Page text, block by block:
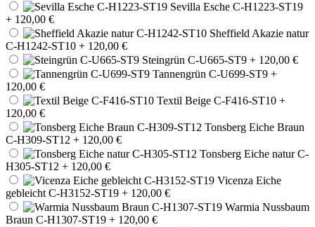
Sevilla Esche C-H1223-ST19
+ 120,00 €
Sheffield Akazie natur
C-H1242-ST10 + 120,00 €
Steingrün C-U665-ST9 + 120,00 €
Tannengrün C-U699-ST9 +
120,00 €
Textil Beige C-F416-ST10 +
120,00 €
Tonsberg Eiche Braun
C-H309-ST12 + 120,00 €
Tonsberg Eiche natur C-
H305-ST12 + 120,00 €
Vicenza Eiche
gebleicht C-H3152-ST19 + 120,00 €
Warmia Nussbaum
Braun C-H1307-ST19 + 120,00 €